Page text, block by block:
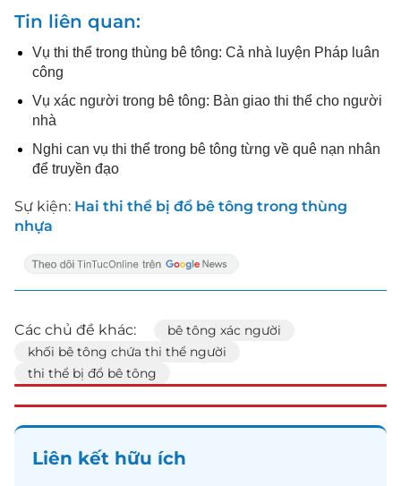
Tin liên quan
Vụ thi thể trong thùng bê tông: Cả nhà luyện Pháp luân
công
Vụ xác người trong bê tông: Bàn giao thi thể cho người
nhà
Nghi can vụ thi thể trong bê tông từng về quê nạn nhân
để truyền đạo
Sự kiện: Hai thi thể bị đổ bê tông trong thùng
nhựa
Các chủ đề khác:
bê tông xác người
khối bê tông chứa thi thể người
thi thể bị đổ bê tông
Liên kết hữu ích